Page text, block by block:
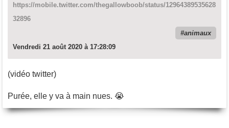
https://mobile.twitter.com/thegallowboob/status/12964389535628
32896
animaux
Vendredi 21 août 2020 à 17:28:09
(vidéo twitter)
Purée, elle y va à main nues. 😭